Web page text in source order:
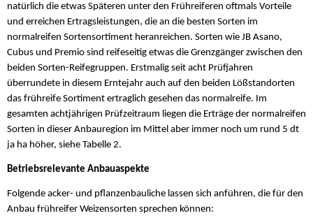
natürlich die etwas Späteren unter den Frühreiferen oftmals Vorteile
und erreichen Ertragsleistungen, die an die besten Sorten im
normalreifen Sortensortiment heranreichen. Sorten wie JB Asano,
Cubus und Premio sind reifeseitig etwas die Grenzgänger zwischen den
beiden Sorten-Reifegruppen. Erstmalig seit acht Prüfjahren
überrundete in diesem Erntejahr auch auf den beiden Lößstandorten
das frühreife Sortiment ertraglich gesehen das normalreife. Im
gesamten achtjährigen Prüfzeitraum liegen die Erträge der normalreifen
Sorten in dieser Anbauregion im Mittel aber immer noch um rund 5 dt
ja ha höher, siehe Tabelle 2.
Betriebsrelevante Anbauaspekte
Folgende acker- und pflanzenbauliche lassen sich anführen, die für den
Anbau frühreifer Weizensorten sprechen können: